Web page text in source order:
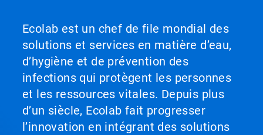
Ecolab est un chef de file mondial des
solutions et services en matière d’eau,
d’hygiène et de prévention des
infections qui protègent les personnes
et les ressources vitales. Depuis plus
d’un siècle, Ecolab fait progresser
l’innovation en intégrant des solutions